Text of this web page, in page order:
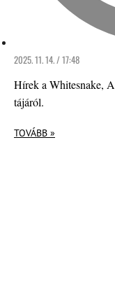
2025. 11. 14. / 17:48
Hírek a Whitesnake,
tájáról.
TOVÁBB »